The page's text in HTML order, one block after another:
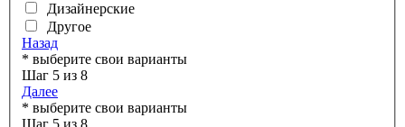
Дизайнерские
Другое
Назад
* выберите свои варианты
Шаг 5 из 8
Далее
* выберите свои варианты
Шаг 5 из 8